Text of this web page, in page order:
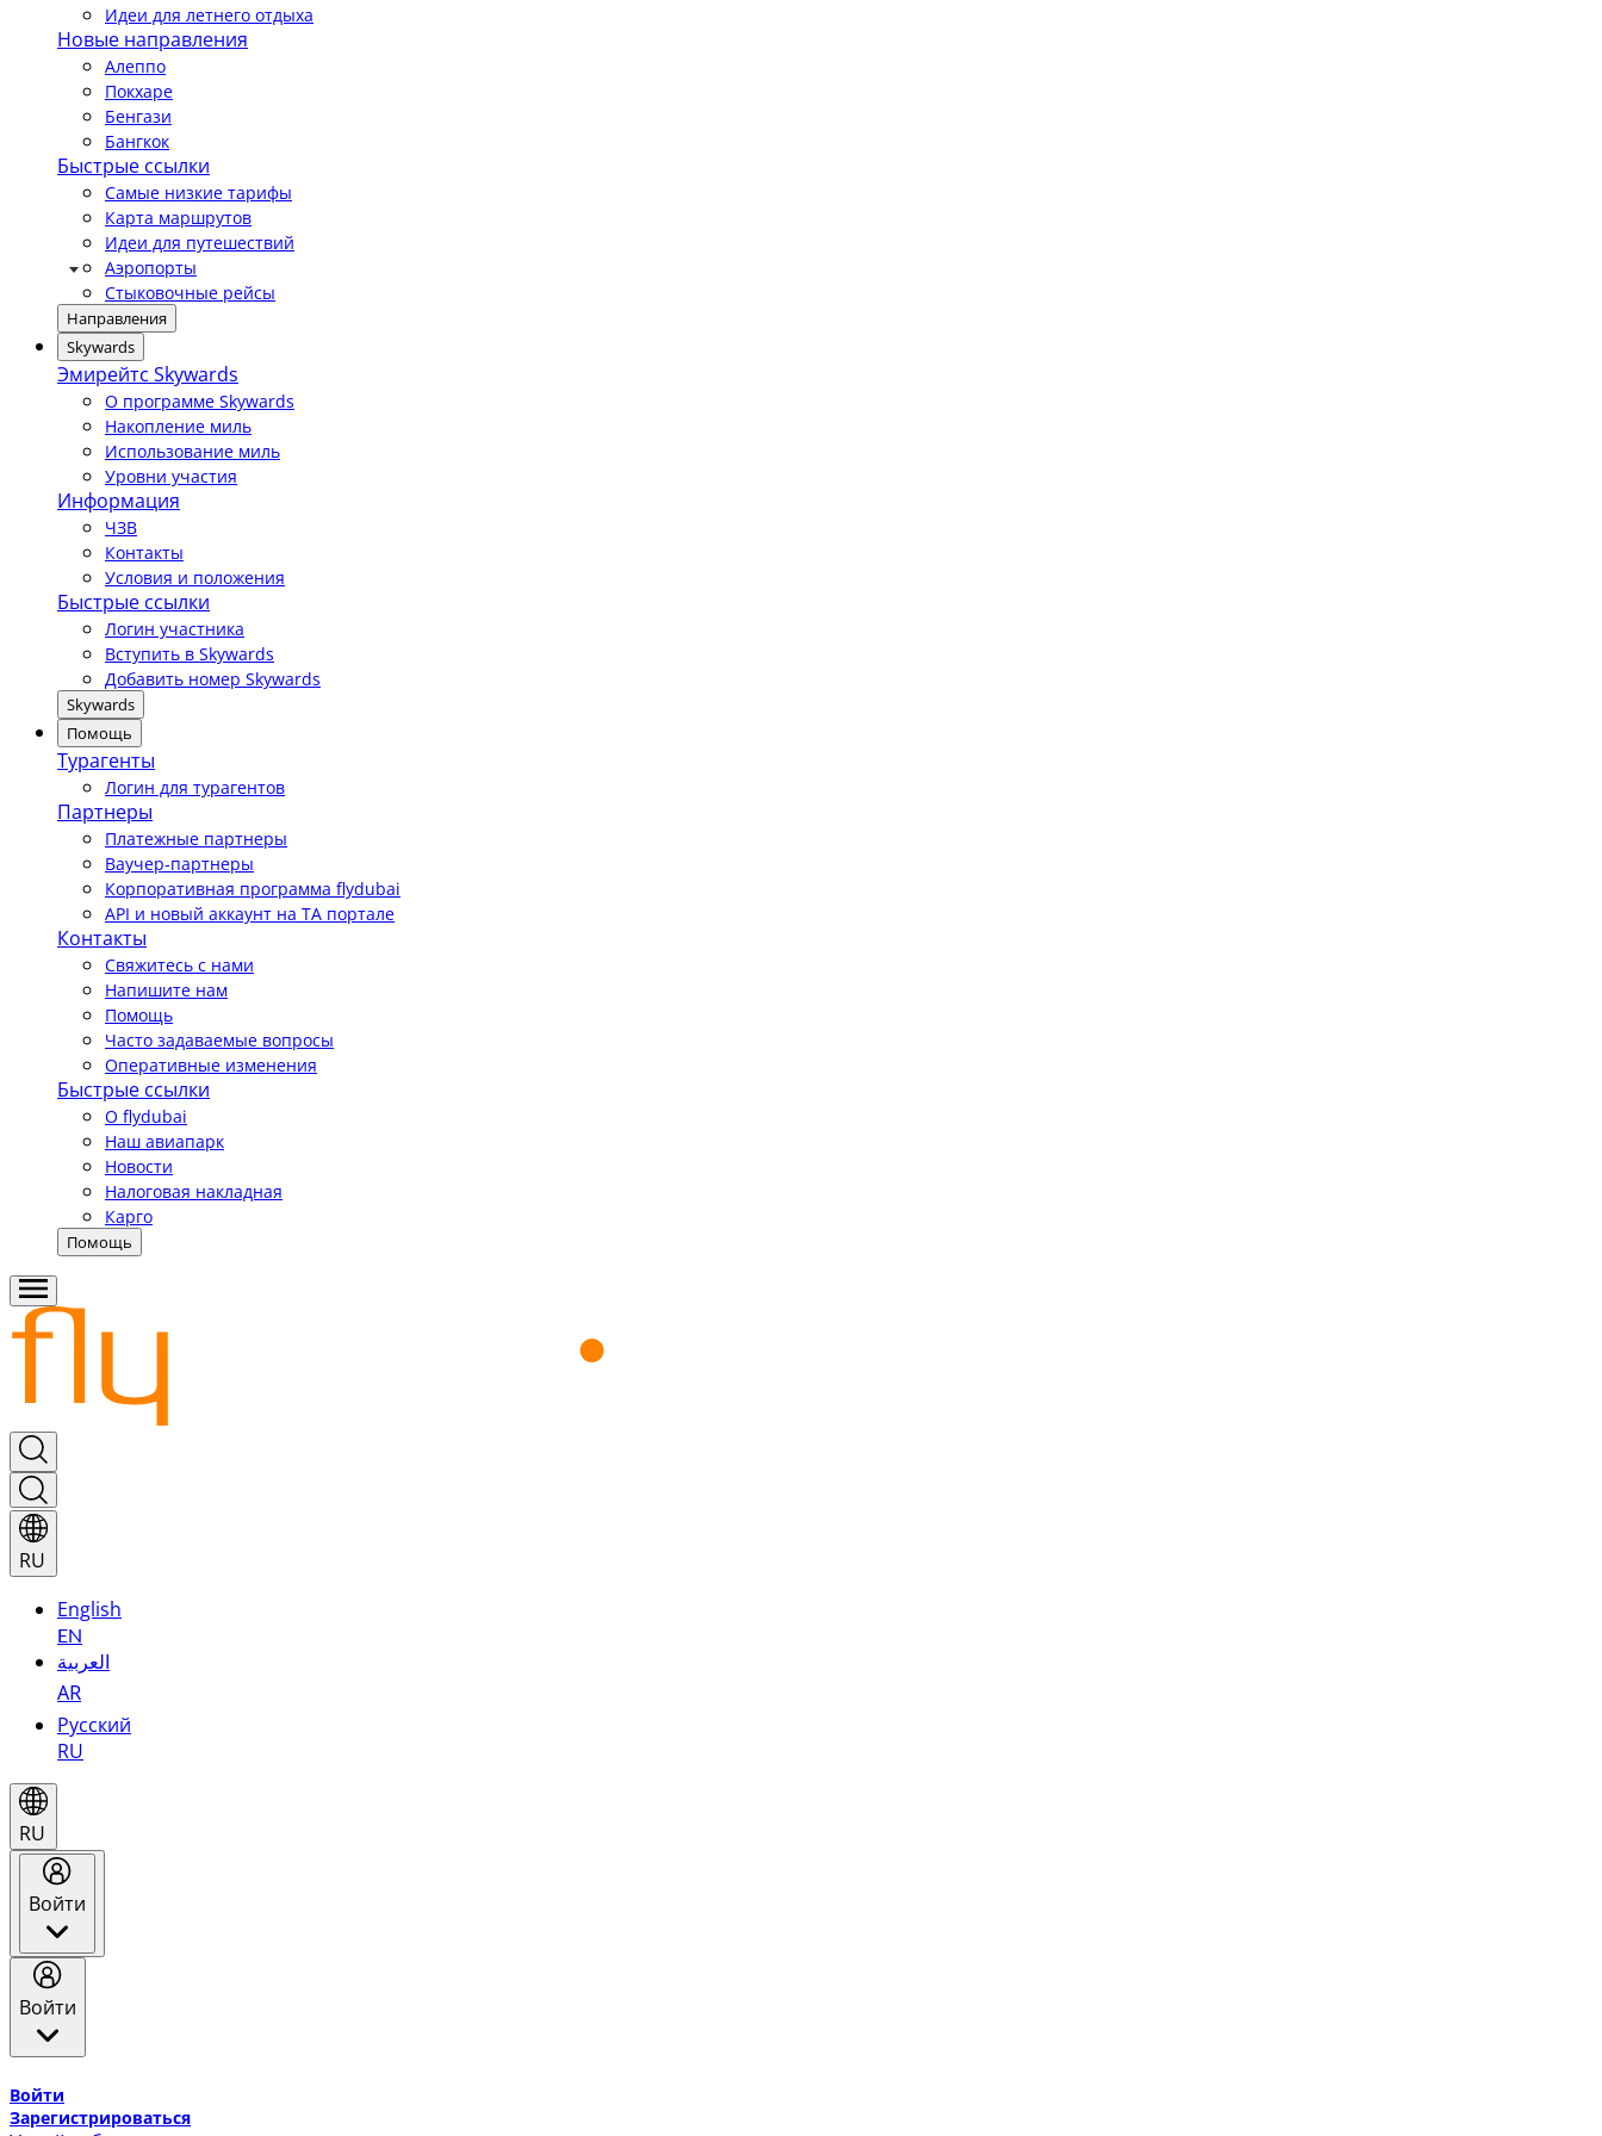
Идеи для летнего отдыха
Новые направления
Алеппо
Покхаре
Бенгази
Бангкок
Быстрые ссылки
Самые низкие тарифы
Карта маршрутов
Идеи для путешествий
Аэропорты
Стыковочные рейсы
Направления
Skywards
Эмирейтс Skywards
О программе Skywards
Накопление миль
Использование миль
Уровни участия
Информация
ЧЗВ
Контакты
Условия и положения
Быстрые ссылки
Логин участника
Вступить в Skywards
Добавить номер Skywards
Skywards
Помощь
Турагенты
Логин для турагентов
Партнеры
Платежные партнеры
Ваучер-партнеры
Корпоративная программа flydubai
API и новый аккаунт на TA портале
Контакты
Свяжитесь с нами
Напишите нам
Помощь
Часто задаваемые вопросы
Оперативные изменения
Быстрые ссылки
О flydubai
Наш авиапарк
Новости
Налоговая накладная
Карго
Помощь
RU
English
EN
العربية
AR
Русский
RU
RU
Войти
Войти
Войти
Зарегистрироваться